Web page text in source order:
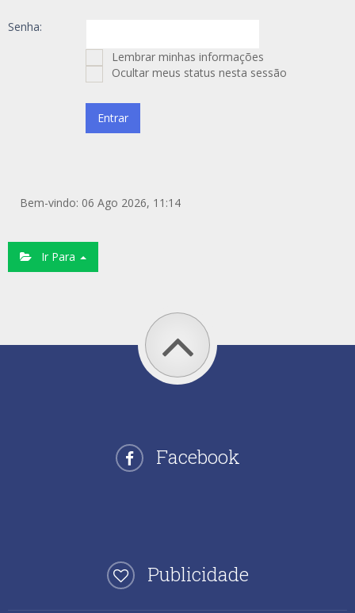
Senha:
Lembrar minhas informações
Ocultar meus status nesta sessão
Bem-vindo: 06 Ago 2026, 11:14
Ir Para
Facebook
Publicidade